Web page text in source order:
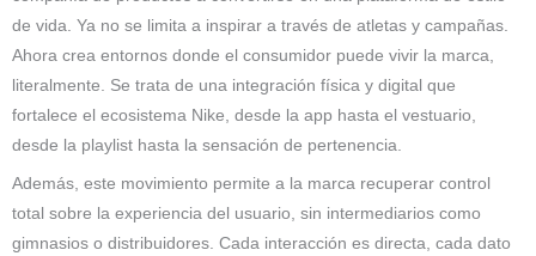
de vida. Ya no se limita a inspirar a través de atletas y campañas.
Ahora crea entornos donde el consumidor puede vivir la marca,
literalmente. Se trata de una integración física y digital que
fortalece el ecosistema Nike, desde la app hasta el vestuario,
desde la playlist hasta la sensación de pertenencia.
Además, este movimiento permite a la marca recuperar control
total sobre la experiencia del usuario, sin intermediarios como
gimnasios o distribuidores. Cada interacción es directa, cada dato